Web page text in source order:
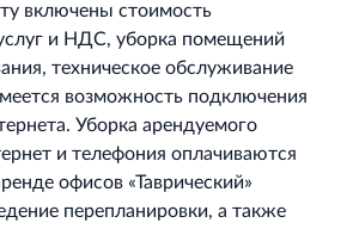
включены стоимость
и НДС, уборка помещений
техническое обслуживание
возможность подключения
Уборка арендуемого
и телефония оплачиваются
офисов «Таврический»
перепланировки, а также